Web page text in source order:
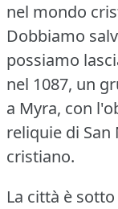
nel mondo
Dobbiamo
possiamo
nel 1087, un
a Myra, con
reliquie di
cristiano.
La città è